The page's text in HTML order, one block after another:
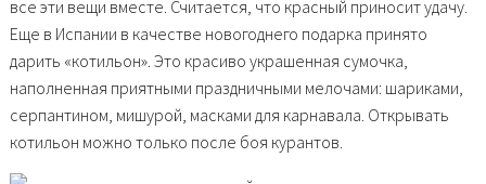
все эти вещи вместе. Считается, что красный приносит удачу.
Еще в Испании в качестве новогоднего подарка принято
дарить «котильон». Это красиво украшенная сумочка,
наполненная приятными праздничными мелочами: шариками,
серпантином, мишурой, масками для карнавала. Открывать
котильон можно только после боя курантов.